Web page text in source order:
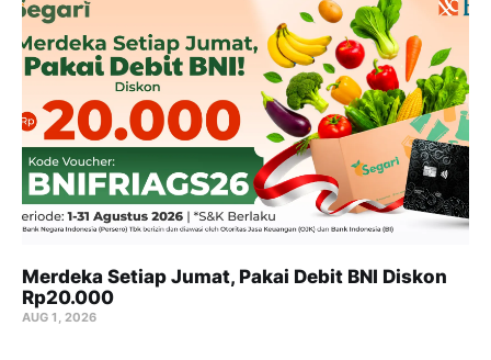
Merdeka Setiap Jumat, Pakai Debit BNI Diskon
Rp20.000
AUG 1, 2026